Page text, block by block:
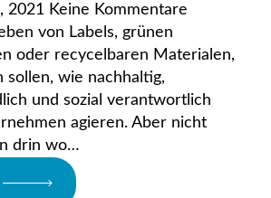
2021 Keine Kommentare
von Labels, grünen
oder recycelbaren Materialen,
sollen, wie nachhaltig,
und sozial verantwortlich
agieren. Aber nicht
drin wo…